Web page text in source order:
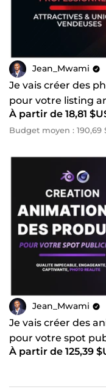
Jean_Mwami
Je vais créer des
pour votre listing
À partir de 18,81
Budget moyen : 190,69
Jean_Mwami
Je vais créer des
pour votre spot
À partir de 125,39